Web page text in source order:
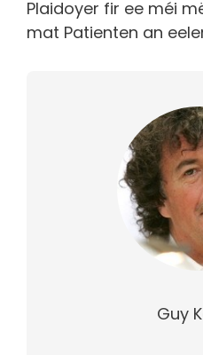
Plaidoyer fir ee méi
mat Patienten an
Guy